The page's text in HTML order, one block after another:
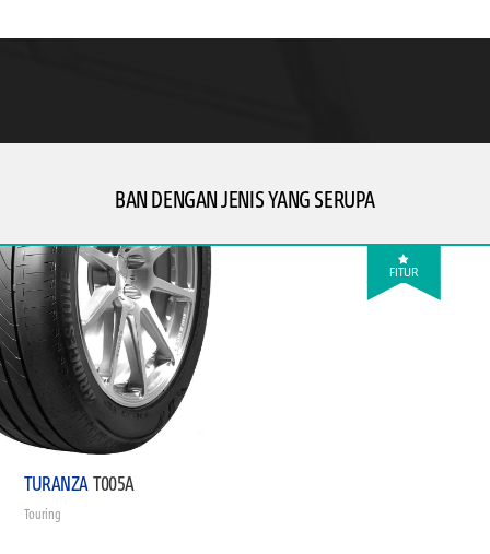
BAN DENGAN JENIS YANG SERUPA
FITUR
TURANZAT005A
Touring